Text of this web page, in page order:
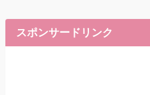
スポンサードリンク